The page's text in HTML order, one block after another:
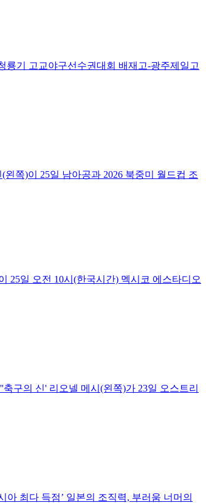
룡기 고교야구선수권대회 배재고-광주제일고
왼쪽)이 25일 남아공과 2026 북중미 월드컵 조
25일 오전 10시(한국시간) 멕시코 에스타디오
구의 신' 리오넬 메시(왼쪽)가 23일 오스트리
아 최다 득점’ 일본의 조직력, 부러움 너머의